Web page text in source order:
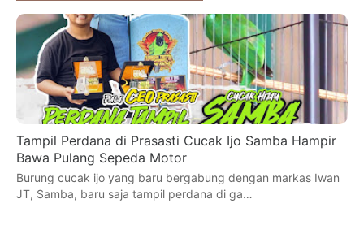
Tampil Perdana di Prasasti Cucak Ijo Samba Hampir
Bawa Pulang Sepeda Motor
Burung cucak ijo yang baru bergabung dengan markas Iwan
JT, Samba, baru saja tampil perdana di ga…